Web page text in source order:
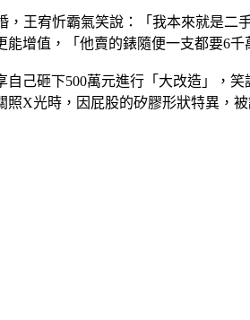
，王宥忻霸氣笑說：「我本來就是
增值，「他賣的錶隨便一支都要6千
己砸下500萬元進行「大改造」，
X光時，因屁股的矽膠形狀特異，